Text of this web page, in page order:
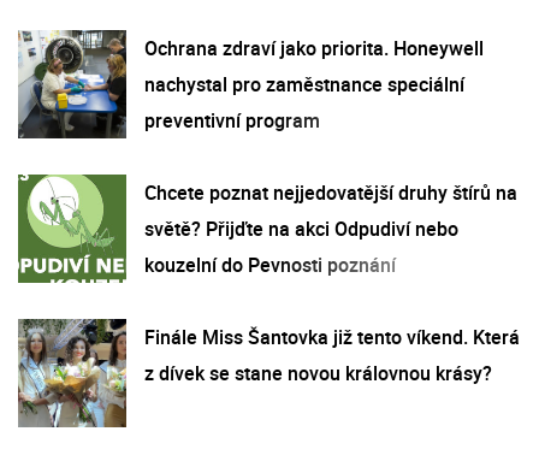
Ochrana zdraví jako priorita. Honeywell
nachystal pro zaměstnance speciální
preventivní program
Chcete poznat nejjedovatější druhy štírů na
světě? Přijďte na akci Odpudiví nebo
kouzelní do Pevnosti poznání
Finále Miss Šantovka již tento víkend. Která
z dívek se stane novou královnou krásy?